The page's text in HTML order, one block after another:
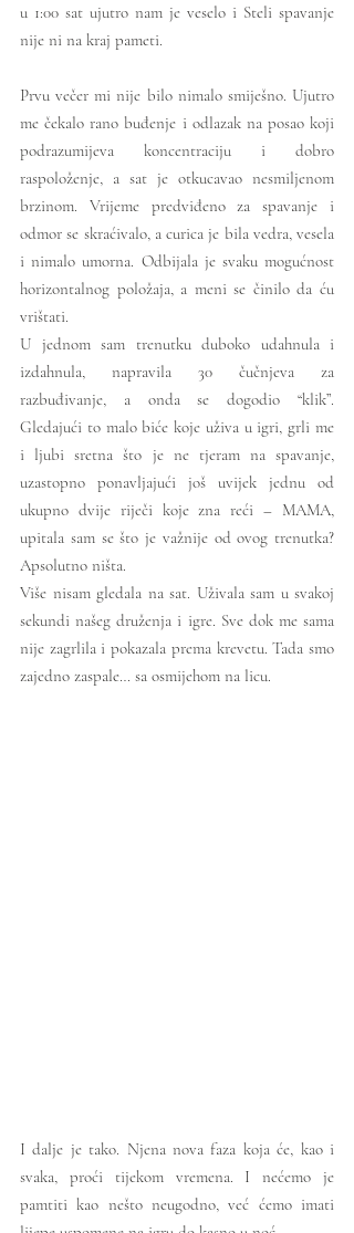
u 1:00 sat ujutro nam je veselo i Steli spavanje
nije ni na kraj pameti.
Prvu večer mi nije bilo nimalo smiješno. Ujutro
me čekalo rano buđenje i odlazak na posao koji
podrazumijeva koncentraciju i dobro
raspoloženje, a sat je otkucavao nesmiljenom
brzinom. Vrijeme predviđeno za spavanje i
odmor se skraćivalo, a curica je bila vedra, vesela
i nimalo umorna. Odbijala je svaku mogućnost
horizontalnog položaja, a meni se činilo da ću
vrištati.
U jednom sam trenutku duboko udahnula i
izdahnula, napravila 30 čučnjeva za
razbuđivanje, a onda se dogodio “klik”.
Gledajući to malo biće koje uživa u igri, grli me
i ljubi sretna što je ne tjeram na spavanje,
uzastopno ponavljajući još uvijek jednu od
ukupno dvije riječi koje zna reći – MAMA,
upitala sam se što je važnije od ovog trenutka?
Apsolutno ništa.
Više nisam gledala na sat. Uživala sam u svakoj
sekundi našeg druženja i igre. Sve dok me sama
nije zagrlila i pokazala prema krevetu. Tada smo
zajedno zaspale… sa osmijehom na licu.
I dalje je tako. Njena nova faza koja će, kao i
svaka, proći tijekom vremena. I nećemo je
pamtiti kao nešto neugodno, već ćemo imati